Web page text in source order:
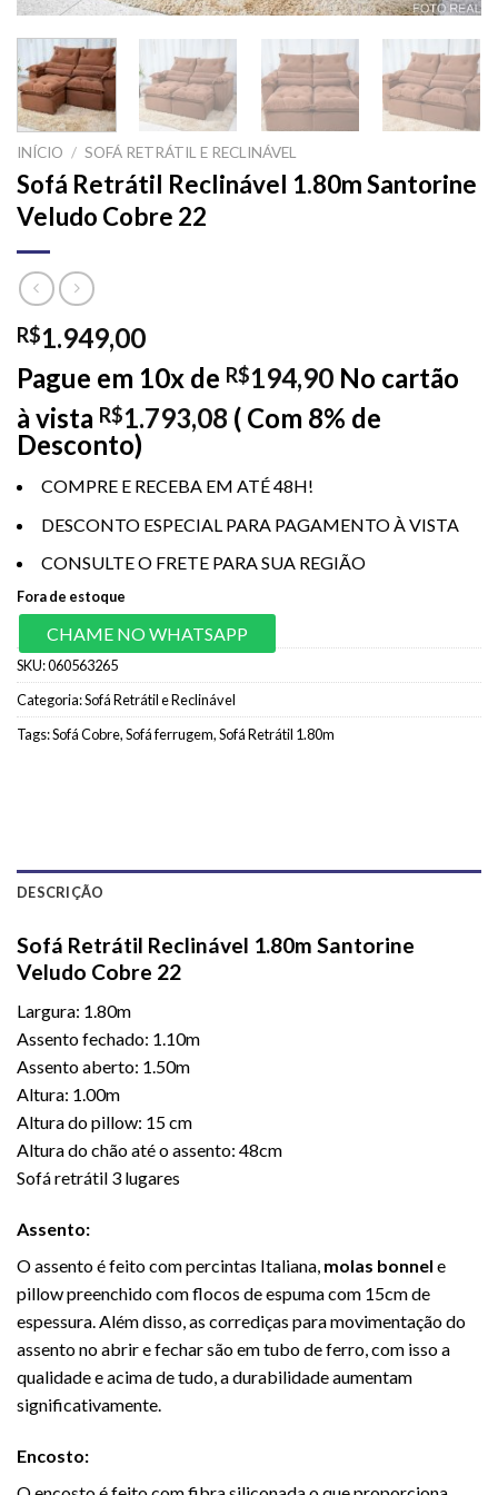
INÍCIO / SOFÁ RETRÁTIL E RECLINÁVEL
Sofá Retrátil Reclinável 1.80m Santorine
Veludo Cobre 22
R$1.949,00
Pague em 10x de R$194,90 No cartão
à vista R$1.793,08 ( Com 8% de
Desconto)
COMPRE E RECEBA EM ATÉ 48H!
DESCONTO ESPECIAL PARA PAGAMENTO À VISTA
CONSULTE O FRETE PARA SUA REGIÃO
Fora de estoque
CHAME NO WHATSAPP
SKU:060563265
Categoria:Sofá Retrátil e Reclinável
Tags:Sofá Cobre,Sofá ferrugem,Sofá Retrátil 1.80m
DESCRIÇÃO
Sofá Retrátil Reclinável 1.80m Santorine
Veludo Cobre 22
Largura: 1.80m
Assento fechado: 1.10m
Assento aberto: 1.50m
Altura: 1.00m
Altura do pillow: 15 cm
Altura do chão até o assento: 48cm
Sofá retrátil 3 lugares
Assento:
O assento é feito com percintas Italiana, molas bonnel e
pillow preenchido com flocos de espuma com 15cm de
espessura. Além disso, as corrediças para movimentação do
assento no abrir e fechar são em tubo de ferro, com isso a
qualidade e acima de tudo, a durabilidade aumentam
significativamente.
Encosto: